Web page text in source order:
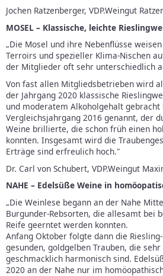
Jochen Ratzenberger, VDP.Weingut
MOSEL – Klassische, leichte
„Die Mosel und ihre Nebenflüsse
Terroirs und spezieller Klima-Nischen
der Mitglieder oft sehr unterschiedlich
Von fast allen Mitgliedsbetrieben wird
der Jahrgang 2020 klassische
und moderatem Alkoholgehalt
Vergleichsjahrgang 2016 genannt, der
Weine brillierte, die schon früh einen
konnten. Insgesamt wird die
Erträge sind erfreulich hoch."
Dr. Carl von Schubert, VDP.Weingut
NAHE – Edelsüße Weine in
„Die Weinlese begann an der Nahe
Burgunder-Rebsorten, die allesamt bei
Reife geerntet werden konnten.
Anfang Oktober folgte dann die
gesunden, goldgelben Trauben, die
geschmacklich harmonisch sind.
2020 an der Nahe nur im